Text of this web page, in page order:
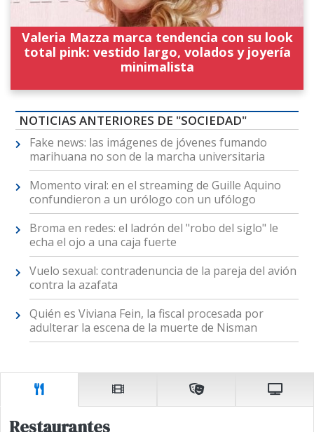
Valeria Mazza marca tendencia con su look
total pink: vestido largo, volados y joyería
minimalista
NOTICIAS ANTERIORES DE "SOCIEDAD"
Fake news: las imágenes de jóvenes fumando
marihuana no son de la marcha universitaria
Momento viral: en el streaming de Guille Aquino
confundieron a un urólogo con un ufólogo
Broma en redes: el ladrón del "robo del siglo" le
echa el ojo a una caja fuerte
Vuelo sexual: contradenuncia de la pareja del avión
contra la azafata
Quién es Viviana Fein, la fiscal procesada por
adulterar la escena de la muerte de Nisman
Restaurantes